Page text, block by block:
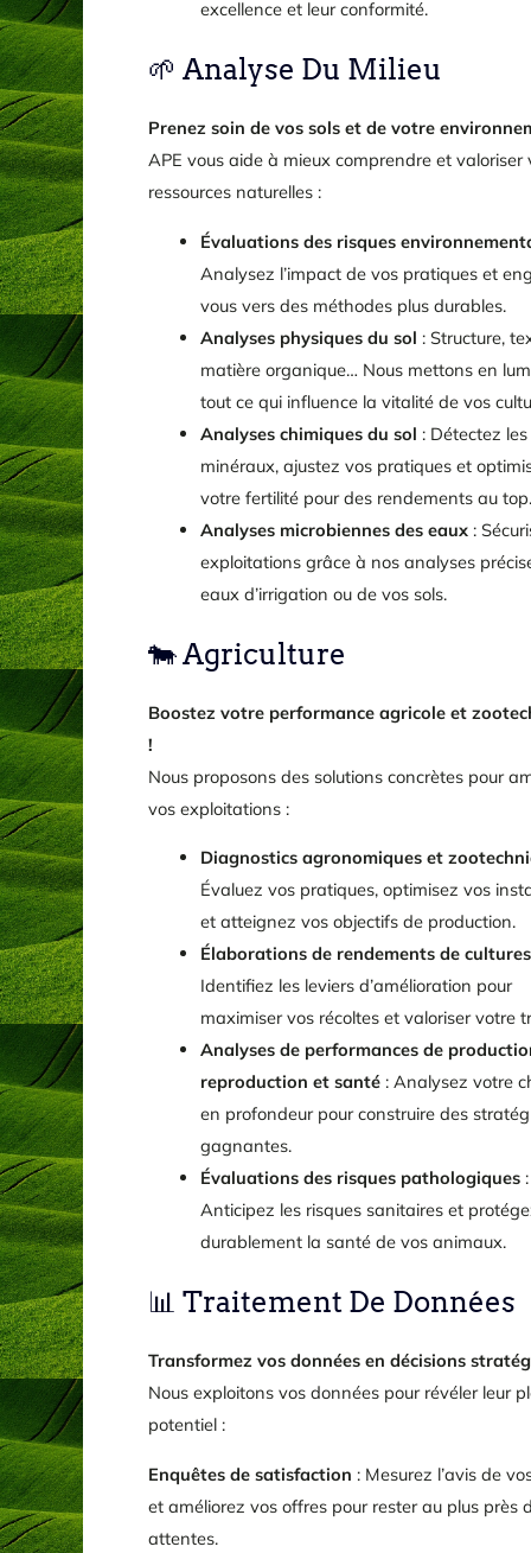
excellence et leur conformité.
🌱 Analyse Du Milieu
Prenez soin de vos sols et de votre
APE vous aide à mieux comprendre et valoriser
ressources naturelles :
Évaluations des risques
Analysez l’impact de vos pratiques et
vous vers des méthodes plus durables.
Analyses physiques du sol : Structure,
matière organique… Nous mettons en
tout ce qui influence la vitalité de vos
Analyses chimiques du sol : Détectez les
minéraux, ajustez vos pratiques et
votre fertilité pour des rendements au top.
Analyses microbiennes des eaux:
exploitations grâce à nos analyses
eaux d’irrigation ou de vos sols.
🐄 Agriculture
Boostez votre performance agricole et
!
Nous proposons des solutions concrètes pour
vos exploitations :
Diagnostics agronomiques et
Évaluez vos pratiques, optimisez vos
et atteignez vos objectifs de production.
Élaborations de rendements de cultures
Identifiez les leviers d’amélioration pour
maximiser vos récoltes et valoriser votre
Analyses de performances de
reproduction et santé: Analysez votre
en profondeur pour construire des
gagnantes.
Évaluations des risques pathologiques:
Anticipez les risques sanitaires et
durablement la santé de vos animaux.
📊 Traitement De Données
Transformez vos données en décisions
Nous exploitons vos données pour révéler leur
potentiel :
Enquêtes de satisfaction : Mesurez l’avis de
et améliorez vos offres pour rester au plus près
attentes.